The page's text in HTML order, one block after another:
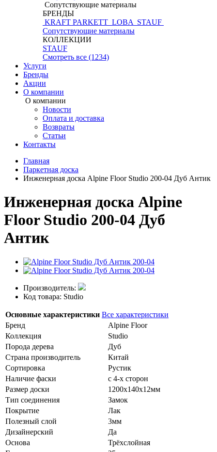
Сопутствующие материалы
БРЕНДЫ
KRAFT PARKETT LOBA STAUF
Сопутствующие материалы
КОЛЛЕКЦИИ
STAUF
Смотреть все (1234)
Услуги
Бренды
Акции
О компании
О компании
Новости
Оплата и доставка
Возвраты
Статьи
Контакты
Главная
Паркетная доска
Инженерная доска Alpine Floor Studio 200-04 Дуб Антик
Инженерная доска Alpine
Floor Studio 200-04 Дуб
Антик
Производитель:
Код товара: Studio
Основные характеристики Все характеристики
Бренд
Alpine Floor
Коллекция
Studio
Порода дерева
Дуб
Страна производитель
Китай
Сортировка
Рустик
Наличие фаски
с 4-х сторон
Размер доски
1200х140х12мм
Тип соединения
Замок
Покрытие
Лак
Полезный слой
3мм
Дизайнерский
Да
Основа
Трёхслойная